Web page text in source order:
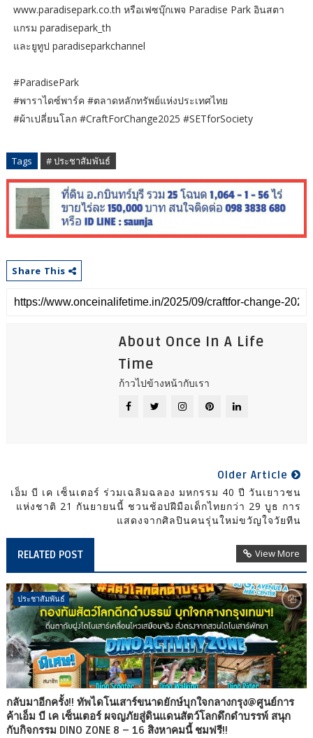
www.paradisepark.co.th หรือเฟซบุ๊กเพจ Paradise Park อินสตา
แกรม paradisepark_th
และยูทูป paradiseparkchannel
#ParadisePark
#พาราไดซ์พาร์ค #ตลาดหลักทรัพย์แห่งประเทศไทย
#ผ้าเปลี่ยนโลก #CraftForChange2025 #SETforSociety
Tags # ประชาสัมพันธ์
Share This
About Once In A Life
Time
ก้าวไปข้างหน้ากับเรา
Older Article
เอ็ม บี เค เซ็นเตอร์ ร่วมเฉลิมฉลอง มหกรรม 40 ปี วันเยาวชน
แห่งชาติ 21 กันยายนนี้ ชวนช้อปฝีมือเด็กไทยกว่า 29 บูธ การ
แสดงจากศิลปินคนรุ่นใหม่ขวัญใจวัยทีน
RELATED POST View More
ประชาสัมพันธ์
กลับมาอีกครั้ง!! ทัพไดโนเสาร์ขนาดยักษ์บุกใจกลางกรุง@ศูนย์การ
ค้าเอ็ม บี เค เซ็นเตอร์ ผจญภัยสู่ดินแดนสัตว์โลกดึกดำบรรพ์ สนุก
กับกิจกรรม DINO ZONE 8 – 16 สิงหาคมนี้ ชมฟรี!!